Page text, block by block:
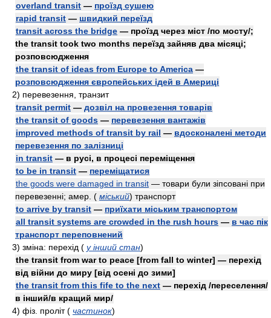
overland transit — проїзд сушею
rapid transit — швидкий переїзд
transit across the bridge — проїзд через міст /по мосту/;
the transit took two months переїзд зайняв два місяці;
розповсюдження
the transit of ideas from Europe to America —
розповсюдження європейських ідей в Америці
2) перевезення, транзит
transit permit — дозвіл на провезення товарів
the transit of goods — перевезення вантажів
improved methods of transit by rail — вдосконалені методи
перевезення по залізниці
in transit — в русі, в процесі переміщення
to be in transit — переміщатися
the goods were damaged in transit — товари були зіпсовані при
перевезенні; aмep. ( міський) транспорт
to arrive by transit — приїхати міським транспортом
all transit systems are crowded in the rush hours — в час пік
транспорт переповнений
3) зміна: перехід ( у інший стан)
the transit from war to peace [from fall to winter] — перехід
від війни до миру [від осені до зими]
the transit from this fife to the next — перехід /переселення/
в інший/в кращий мир/
4) фiз. проліт( частинок)